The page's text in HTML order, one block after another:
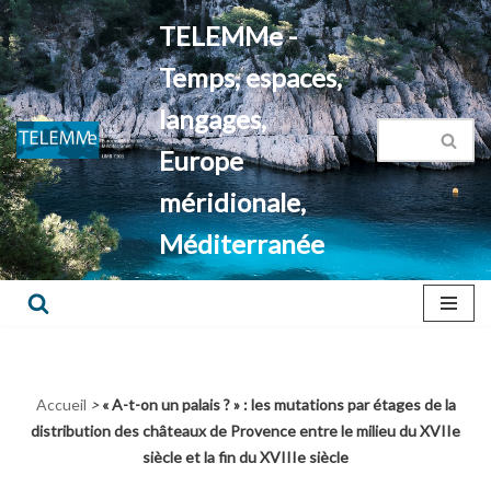
Aller
au
contenu
TELEMMe -
Temps, espaces,
langages,
Europe
méridionale,
Méditerranée
Accueil > « A-t-on un palais ? » : les mutations par étages de la
distribution des châteaux de Provence entre le milieu du XVIIe
siècle et la fin du XVIIIe siècle